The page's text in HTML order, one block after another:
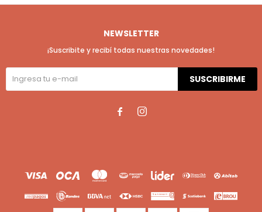
NEWSLETTER
¡Suscribite y recibí todas nuestras novedades!
SUSCRIBIRME
 